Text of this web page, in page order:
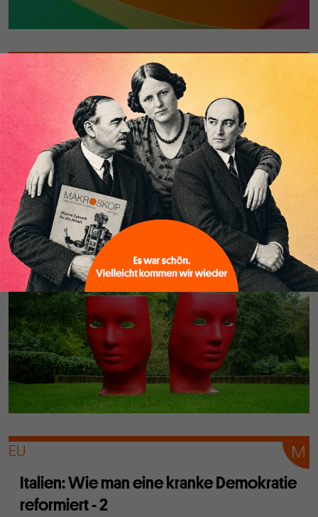
LÄNDER
Die Wahlverwandtschaften: Eine
italienische Tragödie
VonGiuseppe Vandai
Italien ist nur schwer zu verstehen. Umso rätselhafter wirkt
vieles, wenn am 4. März Abgeordnetenkammer und Senat
neu gewählt werden. Dann hat das Land die Gelegenheit,
sich selbst zu übertreffen.
EU
Italien: Wie man eine kranke Demokratie
reformiert - 2